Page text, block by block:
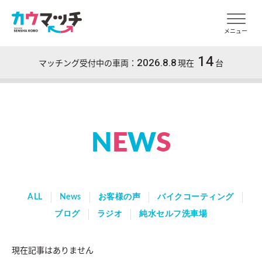
メニュー
マッチング受付中の車両： 2026.8.8現在 14 台
N EWS
ALL News お客様の声 バイクコーティング
ブログ ラジオ 純水セルフ洗車場
現在記事はありません